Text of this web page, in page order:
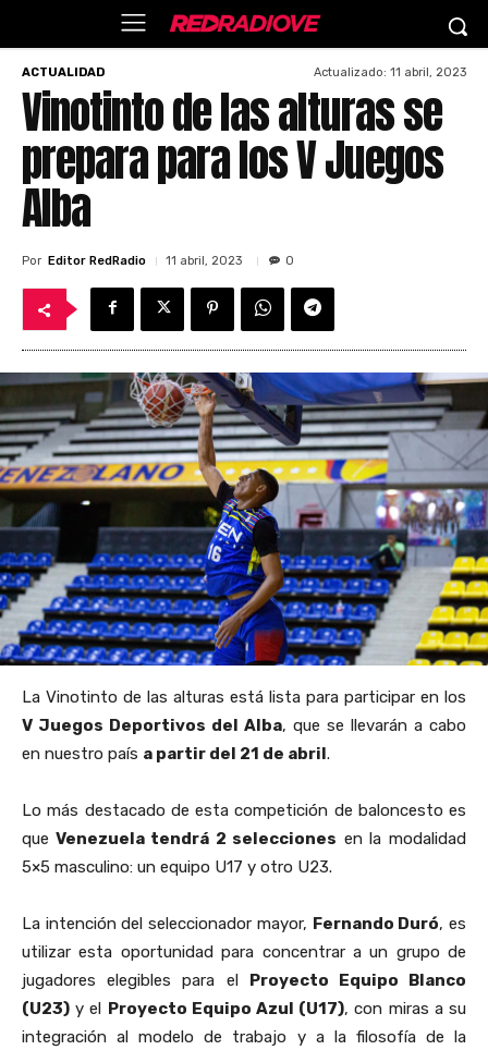
ACTUALIDAD Actualizado: 11 abril, 2023
Vinotinto de las alturas se
prepara para los V Juegos
Alba
Por Editor RedRadio 11 abril, 2023 0
La Vinotinto de las alturas está lista para participar en los
V Juegos Deportivos del Alba, que se llevarán a cabo
en nuestro país a partir del 21 de abril.
Lo más destacado de esta competición de baloncesto es
que Venezuela tendrá 2 selecciones en la modalidad
5×5 masculino: un equipo U17 y otro U23.
La intención del seleccionador mayor, Fernando Duró, es
utilizar esta oportunidad para concentrar a un grupo de
jugadores elegibles para el Proyecto Equipo Blanco
(U23) y el Proyecto Equipo Azul (U17), con miras a su
integración al modelo de trabajo y a la filosofía de la